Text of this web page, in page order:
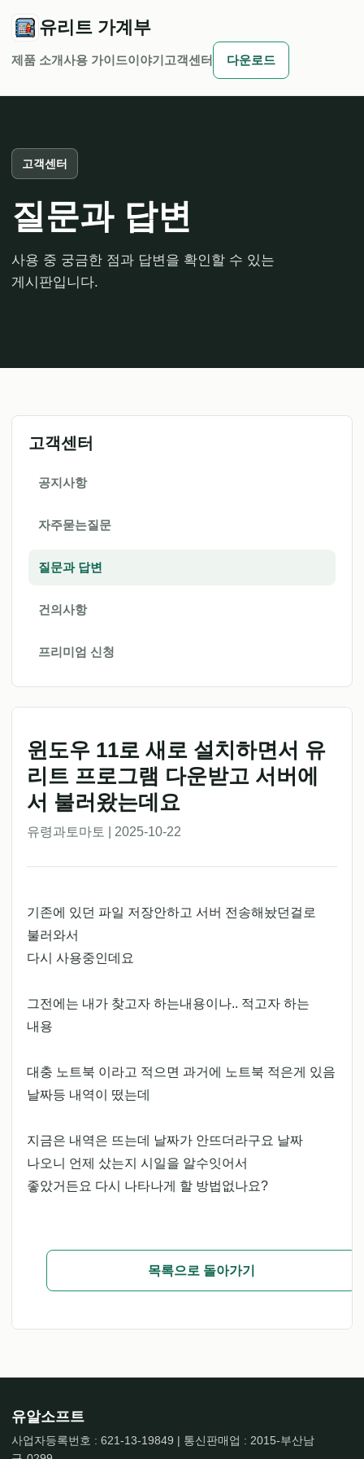
유리트 가계부
제품 소개사용 가이드이야기 고객센터 다운로드
고객센터
질문과 답변
사용 중 궁금한 점과 답변을 확인할 수 있는
게시판입니다.
고객센터
공지사항
자주묻는질문
질문과 답변
건의사항
프리미엄 신청
윈도우 11로 새로 설치하면서 유
리트 프로그램 다운받고 서버에
서 불러왔는데요
유령과토마토 | 2025-10-22
기존에 있던 파일 저장안하고 서버 전송해놨던걸로
불러와서
다시 사용중인데요
그전에는 내가 찾고자 하는내용이나.. 적고자 하는
내용
대충 노트북 이라고 적으면 과거에 노트북 적은게 있음
날짜등 내역이 떴는데
지금은 내역은 뜨는데 날짜가 안뜨더라구요 날짜
나오니 언제 샀는지 시일을 알수잇어서
좋았거든요 다시 나타나게 할 방법없나요?
목록으로 돌아가기
유알소프트
사업자등록번호 : 621-13-19849 | 통신판매업 : 2015-부산남